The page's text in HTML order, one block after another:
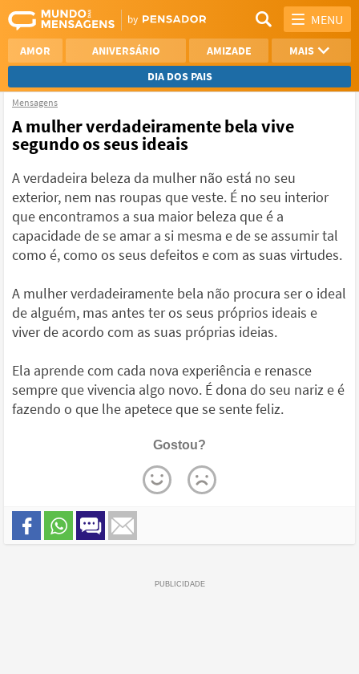
MENU
AMOR ANIVERSÁRIO AMIZADE
MAIS
DIA DOS PAIS
REFLEXÃO
AGRADECIMENTO
SAUDADE
NAMORO
VER TODAS
Mensagens
A mulher verdadeiramente bela vive
segundo os seus ideais
A verdadeira beleza da mulher não está no seu
exterior, nem nas roupas que veste. É no seu interior
que encontramos a sua maior beleza que é a
capacidade de se amar a si mesma e de se assumir tal
como é, como os seus defeitos e com as suas virtudes.
A mulher verdadeiramente bela não procura ser o ideal
de alguém, mas antes ter os seus próprios ideais e
viver de acordo com as suas próprias ideias.
Ela aprende com cada nova experiência e renasce
sempre que vivencia algo novo. É dona do seu nariz e é
fazendo o que lhe apetece que se sente feliz.
Gostou?